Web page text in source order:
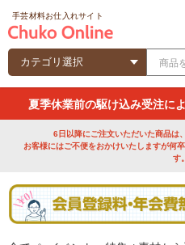
夏季休業前の駆け込み受注に
6日以降にご注文いただいた商品は
お客様にはご不便をおかけいたしますが何
す。
手芸材料お仕入れサイト